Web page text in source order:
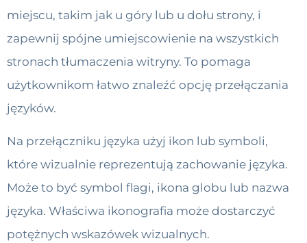
miejscu, takim jak u góry lub u dołu strony, i
zapewnij spójne umiejscowienie na wszystkich
stronach tłumaczenia witryny. To pomaga
użytkownikom łatwo znaleźć opcję przełączania
języków.
Na przełączniku języka użyj ikon lub symboli,
które wizualnie reprezentują zachowanie języka.
Może to być symbol flagi, ikona globu lub nazwa
języka. Właściwa ikonografia może dostarczyć
potężnych wskazówek wizualnych.